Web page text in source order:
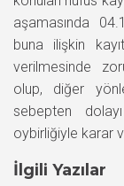
aşamasında
buna ilişkin
verilmesinde
olup, diğer
sebepten
oybirliğiyle karar
İlgili Yazılar